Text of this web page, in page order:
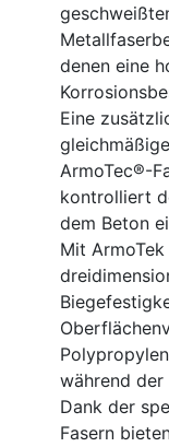
denen eine
Eine
ArmoTec®-
kontrolliert
dem Beton
Mit
während der
Dank der
Fasern